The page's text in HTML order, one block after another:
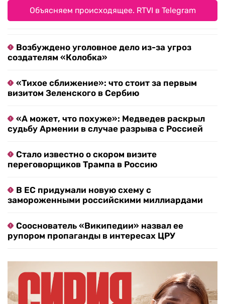
Объясняем происходящее. RTVI в Telegram
Возбуждено уголовное дело из-за угроз
создателям «Колобка»
«Тихое сближение»: что стоит за первым
визитом Зеленского в Сербию
«А может, что похуже»: Медведев раскрыл
судьбу Армении в случае разрыва с Россией
Стало известно о скором визите
переговорщиков Трампа в Россию
В ЕС придумали новую схему с
замороженными российскими миллиардами
Сооснователь «Википедии» назвал ее
рупором пропаганды в интересах ЦРУ